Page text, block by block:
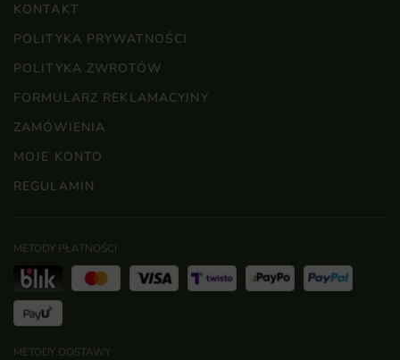
KONTAKT
POLITYKA PRYWATNOŚCI
POLITYKA ZWROTÓW
FORMULARZ REKLAMACYJNY
ZAMÓWIENIA
MOJE KONTO
REGULAMIN
METODY PŁATNOŚCI
METODY DOSTAWY